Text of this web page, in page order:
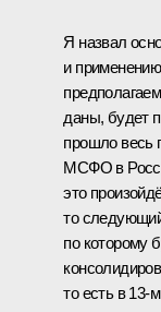
Я назвал
и
даны, будет
прошло весь
МСФО в
это
то
по которому
то есть в 13-